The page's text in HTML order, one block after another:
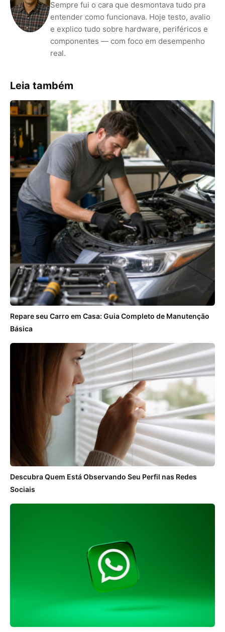
Sempre fui o cara que desmontava tudo pra
entender como funcionava. Hoje testo, avalio
e explico tudo sobre hardware, periféricos e
componentes — com foco em desempenho
real.
Leia também
Repare seu Carro em Casa: Guia Completo de Manutenção
Básica
Descubra Quem Está Observando Seu Perfil nas Redes
Sociais